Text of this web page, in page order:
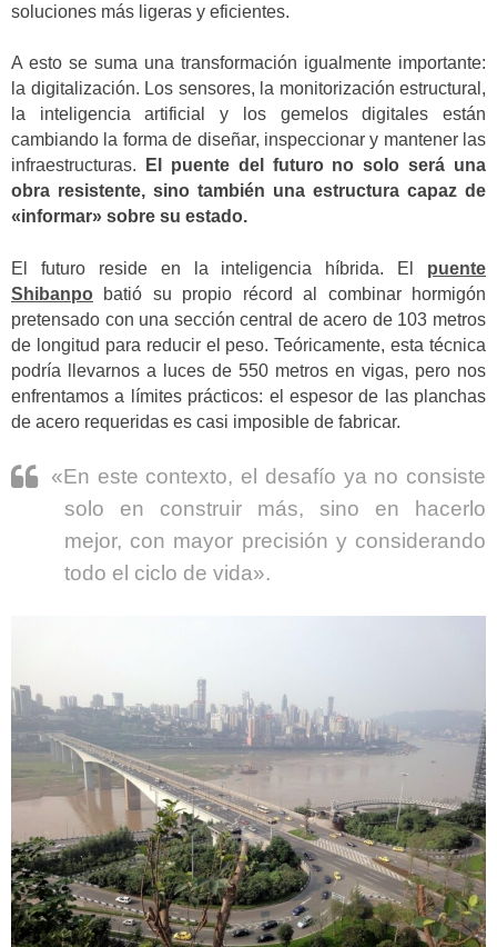
soluciones más ligeras y eficientes.
A esto se suma una transformación igualmente importante:
la digitalización. Los sensores, la monitorización estructural,
la inteligencia artificial y los gemelos digitales están
cambiando la forma de diseñar, inspeccionar y mantener las
infraestructuras.
El puente del futuro no solo será una
obra resistente, sino también una estructura capaz de
«informar» sobre su estado.
El futuro reside en la inteligencia híbrida. El puente
Shibanpo batió su propio récord al combinar hormigón
pretensado con una sección central de acero de 103 metros
de longitud para reducir el peso. Teóricamente, esta técnica
podría llevarnos a luces de 550 metros en vigas, pero nos
enfrentamos a límites prácticos: el espesor de las planchas
de acero requeridas es casi imposible de fabricar.
«En este contexto, el desafío ya no consiste
solo en construir más, sino en hacerlo
mejor, con mayor precisión y considerando
todo el ciclo de vida».